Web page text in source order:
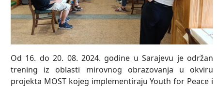
Od 16. do 20. 08. 2024. godine u Sarajevu je održan
trening iz oblasti mirovnog obrazovanja u okviru
projekta MOST kojeg implementiraju Youth for Peace i